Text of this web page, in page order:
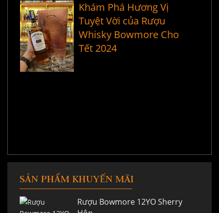
Khám Phá Hương Vị
Tuyệt Vời của Rượu
Whisky Bowmore Cho
Tết 2024
SẢN PHẨM KHUYẾN MÃI
Rượu Bowmore 12YO Sherry